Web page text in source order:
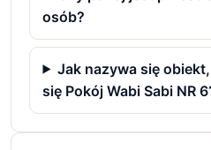
osób?
Jak nazywa się
się Pokój Wabi Sabi NR